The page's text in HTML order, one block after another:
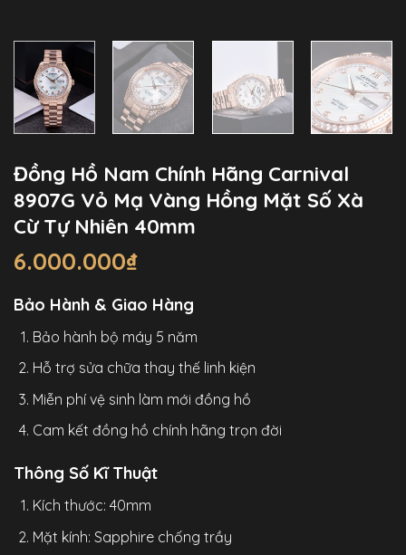
Đồng Hồ Nam Chính Hãng Carnival
8907G Vỏ Mạ Vàng Hồng Mặt Số Xà
Cừ Tự Nhiên 40mm
6.000.000₫
Bảo Hành & Giao Hàng
Bảo hành bộ máy 5 năm
Hỗ trợ sửa chữa thay thế linh kiện
Miễn phí vệ sinh làm mới đồng hồ
Cam kết đồng hồ chính hãng trọn đời
Thông Số Kĩ Thuật
Kích thước: 40mm
Mặt kính: Sapphire chống trầy